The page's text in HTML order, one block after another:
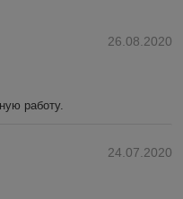
26.08.2020
работу.
24.07.2020